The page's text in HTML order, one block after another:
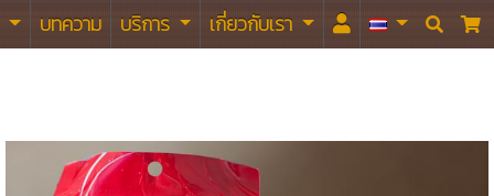
บทความ บริการ เกี่ยวกับเรา  